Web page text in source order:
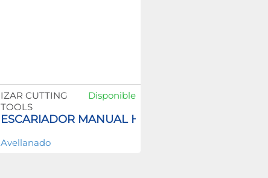
IZAR CUTTING
TOOLS
Disponible
ESCARIADOR MANUAL HSS
Avellanado